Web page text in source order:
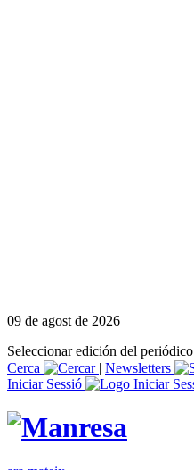
09 de agost de 2026
Seleccionar edición del periódico
Cerca
| Newsletters
Iniciar Sessió